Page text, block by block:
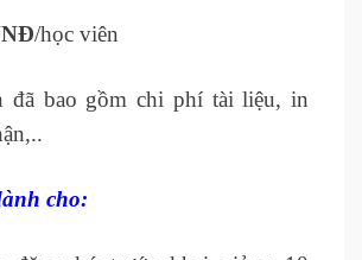
/học viên
đã bao gồm chi phí tài liệu, in
cho: